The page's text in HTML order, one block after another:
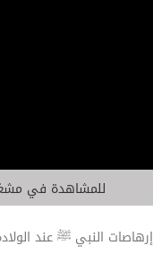
للمشاهدة في
إرهاصات النبي ﷺ عند